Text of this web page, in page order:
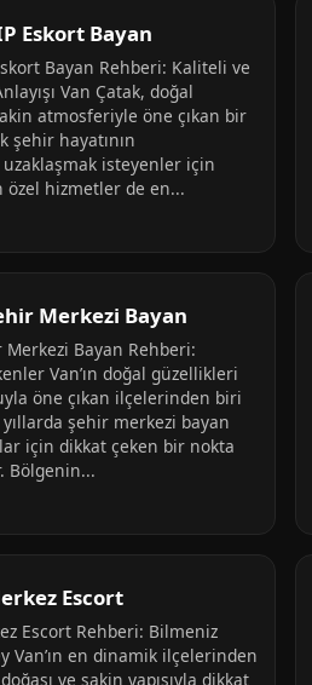
Eskort Bayan
Bayan Rehberi: Kaliteli ve
Van Çatak, doğal
atmosferiyle öne çıkan bir
şehir hayatının
uzaklaşmak isteyenler için
hizmetler de en...
Merkezi Bayan
Merkezi Bayan Rehberi:
Van’ın doğal güzellikleri
öne çıkan ilçelerinden biri
şehir merkezi bayan
için dikkat çeken bir nokta
Bölgenin...
Escort
Escort Rehberi: Bilmeniz
Van’ın en dinamik ilçelerinden
ve sakin yapısıyla dikkat